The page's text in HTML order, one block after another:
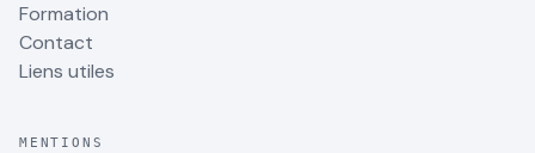
Formation
Contact
Liens utiles
MENTIONS